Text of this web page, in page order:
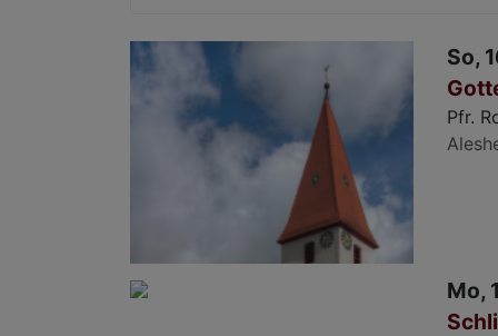
So,
Pfr.
Mo,